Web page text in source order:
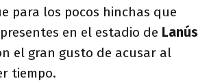
para los pocos hinchas que
en el estadio de Lanús
el gran gusto de acusar al
tiempo.